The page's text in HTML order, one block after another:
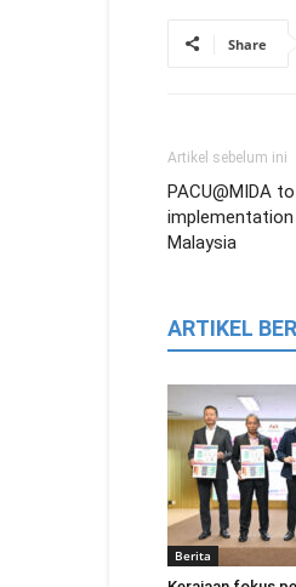
Share
Artikel sebelum ini
PACU@MIDA
Malaysia
ARTIKEL
Berita